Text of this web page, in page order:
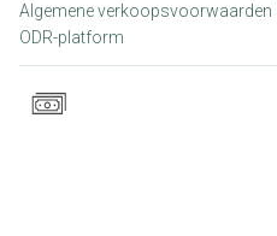
Algemene verkoopsvoorwaarden
ODR-platform